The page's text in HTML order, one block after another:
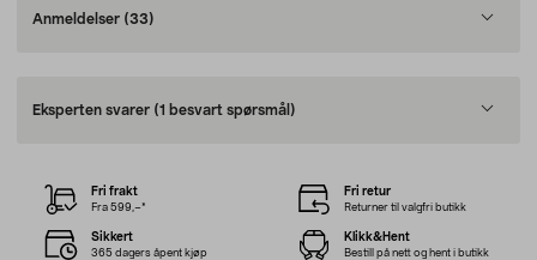
Anmeldelser (33)
Eksperten svarer (1 besvart spørsmål)
Fri frakt
Fra 599,–*
Fri retur
Returner til valgfri butikk
Sikkert
365 dagers åpent kjøp
Klikk&Hent
Bestill på nett og hent i butikk